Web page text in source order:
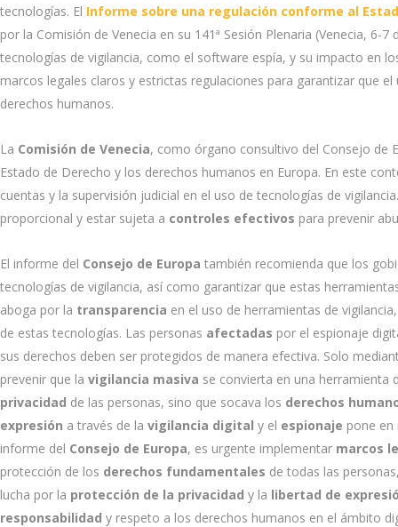
tecnologías. El Informe sobre una regulación conforme al
por la Comisión de Venecia en su 141ª Sesión Plenaria (Venecia,
tecnologías de vigilancia, como el software espía, y su impacto en
marcos legales claros y estrictas regulaciones para garantizar que
derechos humanos.
La Comisión de Venecia, como órgano consultivo del Consejo de
Estado de Derecho y los derechos humanos en Europa. En este
cuentas y la supervisión judicial en el uso de tecnologías de
proporcional y estar sujeta a controles efectivos para prevenir
El informe del Consejo de Europa también recomienda que los
tecnologías de vigilancia, así como garantizar que estas
aboga por la transparencia en el uso de herramientas de
de estas tecnologías. Las personas afectadas por el espionaje
sus derechos deben ser protegidos de manera efectiva. Solo
prevenir que la vigilancia masiva se convierta en una herramienta
privacidad de las personas, sino que socava los derechos
expresión a través de la vigilancia digital y el espionaje pone
informe del Consejo de Europa, es urgente implementar marcos
protección de los derechos fundamentales de todas las
lucha por la protección de la privacidad y la libertad de
responsabilidad y respeto a los derechos humanos en el ámbito